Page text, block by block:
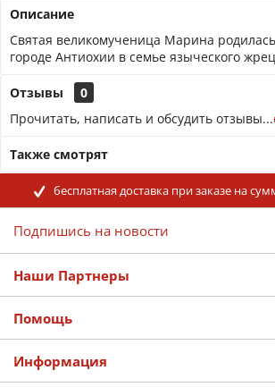
Описание
Святая великомученица Марина
городе Антиохии в семье языческого
Отзывы
0
Прочитать, написать и обсудить отзывы...
Также смотрят
бесплатная доставка при заказе на
Подпишись на новости
Наши Партнеры
Помощь
Информация